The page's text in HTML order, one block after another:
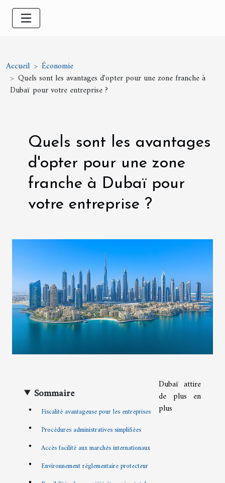
Accueil
Économie
Quels sont les avantages d'opter pour une zone franche à
Dubaï pour votre entreprise ?
Quels sont les avantages
d'opter pour une zone
franche à Dubaï pour
votre entreprise ?
Sommaire
Fiscalité avantageuse pour les entreprises
Procédures administratives simplifiées
Accès facilité aux marchés internationaux
Environnement réglementaire protecteur
Dubaï attire
de plus en
plus